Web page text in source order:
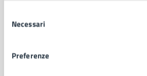
delNecessari
Preferenze
Municipalità
Enti e fondazioni
Politici